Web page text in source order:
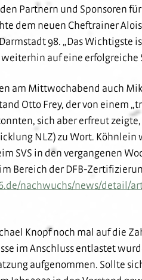
Partnern und Sponsoren
dem neuen Cheftrainer
98. „Das
auf eine erfolgreiche
am Mittwochabend auch
Otto Frey, der von einem
sich aber erfreut
NLZ) zu Wort.
SVS in den vergangenen
Bereich der DFB-
nachwuchs/news/
Knopf noch mal auf die
im Anschluss entlastet
aufgenommen. Sollte